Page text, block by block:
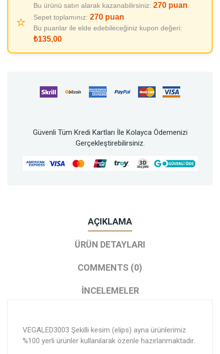
⭐
Bu ürünü satın alarak kazanabilirsiniz: 270 puan
Sepet toplamınız: 270 puan
Bu puanlar ile elde edebileceğiniz kupon değeri:
₺135,00
Güvenli Tüm Kredi Kartları İle Kolayca Ödemenizi
Gerçekleştirebilirsiniz.
AÇIKLAMA
ÜRÜN DETAYLARI
COMMENTS (0)
İNCELEMELER
VEGALED3003 Şekilli kesim (elips) ayna ürünlerimiz
%100 yerli ürünler kullanılarak özenle hazırlanmaktadır.